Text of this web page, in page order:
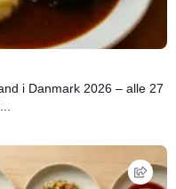
i Danmark 2026 – alle 27